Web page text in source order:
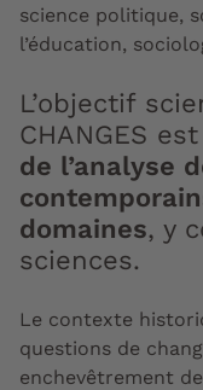
science politique,
l’éducation,
L’objectif
CHANGES
de l’analyse
domaines, y
sciences.
Le contexte
questions de
enchevêtrement